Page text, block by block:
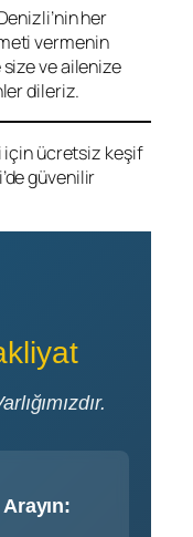
her
vermenin
ve ailenize
dileriz.
için ücretsiz keşif
güvenilir